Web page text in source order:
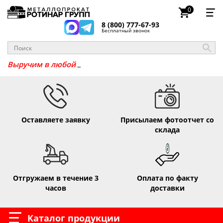
8 (800) 777-67-93
Бесплатный звонок
0
Выручим _
Оставляете заявку
Присылаем фотоотчет со
склада
Отгружаем в течение 3
часов
Оплата по факту
доставки
Каталог продукции